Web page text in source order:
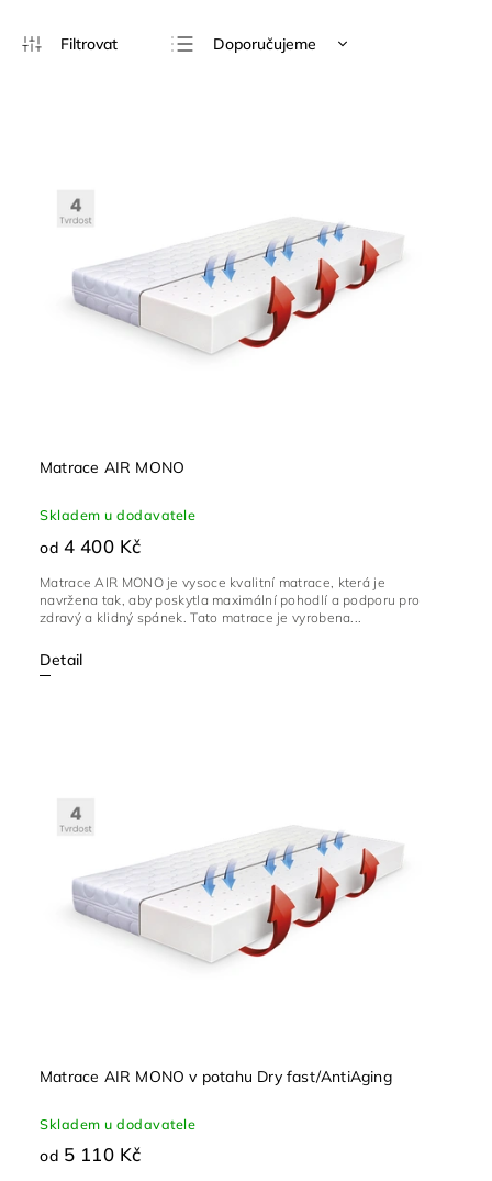
Doporučujeme
Matrace AIR MONO
Skladem u dodavatele
od 4 400 Kč
Detail
Matrace AIR MONO je vysoce kvalitní matrace, která je
navržena tak, aby poskytla maximální pohodlí a podporu pro
zdravý a klidný spánek. Tato matrace je vyrobena...
Matrace AIR MONO v potahu Dry fast/AntiAging
Skladem u dodavatele
od 5 110 Kč